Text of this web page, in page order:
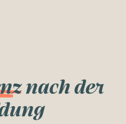
nach der